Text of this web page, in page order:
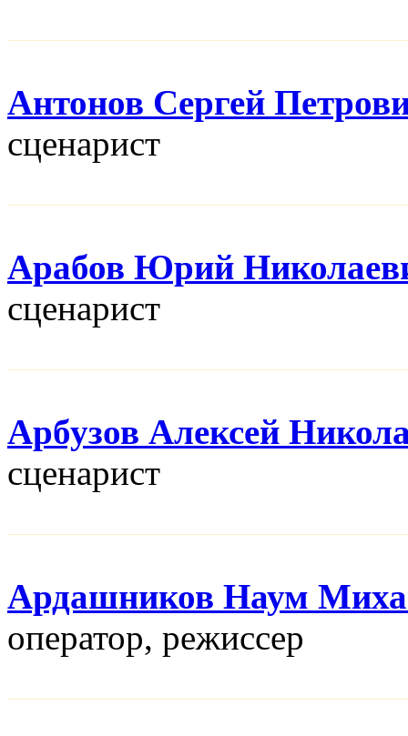
Антонов Сергей
сценарист
Арабов Юрий
сценарист
Арбузов Алексей
сценарист
Ардашников Наум
оператор, режисcер